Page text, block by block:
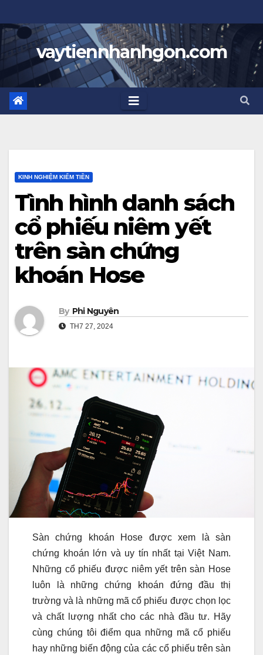
to
content
vaytiennhanhgon.com
KINH NGHIỆM KIẾM TIỀN
Tình hình danh sách
cổ phiếu niêm yết
trên sàn chứng
khoán Hose
By Phi Nguyên
TH7 27, 2024
Sàn chứng khoán Hose được xem là sàn
chứng khoán lớn và uy tín nhất tại Việt Nam.
Những cổ phiếu được niêm yết trên sàn Hose
luôn là những chứng khoán đứng đầu thị
trường và là những mã cổ phiếu được chọn lọc
và chất lượng nhất cho các nhà đầu tư. Hãy
cùng chúng tôi điểm qua những mã cổ phiếu
hay những biến động của các cổ phiếu trên sàn